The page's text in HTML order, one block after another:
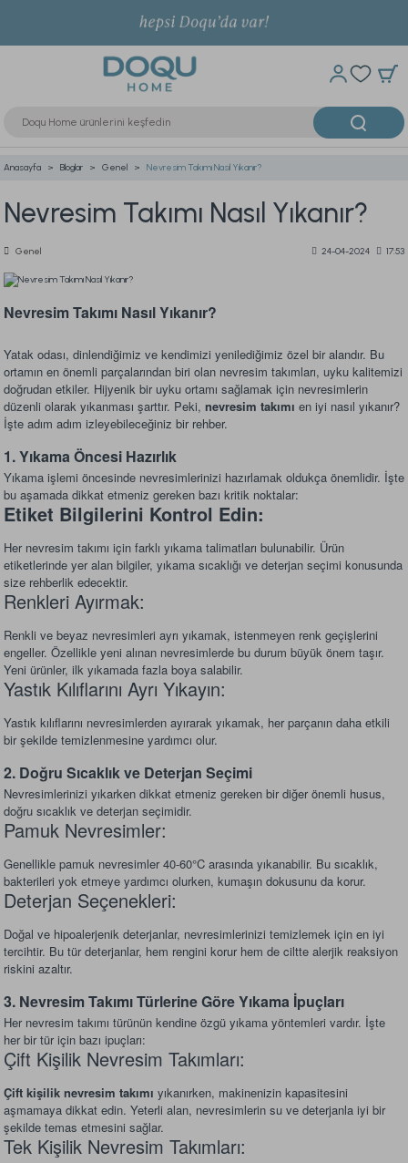
Anasayfa Bloglar Genel Nevresim Takımı Nasıl Yıkanır?
Nevresim Takımı Nasıl Yıkanır?
Genel 24-04-2024 17:53
Nevresim Takımı Nasıl Yıkanır?
Yatak odası, dinlendiğimiz ve kendimizi yenilediğimiz özel bir alandır. Bu
ortamın en önemli parçalarından biri olan nevresim takımları, uyku kalitemizi
doğrudan etkiler. Hijyenik bir uyku ortamı sağlamak için nevresimlerin
düzenli olarak yıkanması şarttır. Peki, nevresim takımı en iyi nasıl yıkanır?
İşte adım adım izleyebileceğiniz bir rehber.
1. Yıkama Öncesi Hazırlık
Yıkama işlemi öncesinde nevresimlerinizi hazırlamak oldukça önemlidir. İşte
bu aşamada dikkat etmeniz gereken bazı kritik noktalar:
Etiket Bilgilerini Kontrol Edin:
Her nevresim takımı için farklı yıkama talimatları bulunabilir. Ürün
etiketlerinde yer alan bilgiler, yıkama sıcaklığı ve deterjan seçimi konusunda
size rehberlik edecektir.
Renkleri Ayırmak:
Renkli ve beyaz nevresimleri ayrı yıkamak, istenmeyen renk geçişlerini
engeller. Özellikle yeni alınan nevresimlerde bu durum büyük önem taşır.
Yeni ürünler, ilk yıkamada fazla boya salabilir.
Yastık Kılıflarını Ayrı Yıkayın:
Yastık kılıflarını nevresimlerden ayırarak yıkamak, her parçanın daha etkili
bir şekilde temizlenmesine yardımcı olur.
2. Doğru Sıcaklık ve Deterjan Seçimi
Nevresimlerinizi yıkarken dikkat etmeniz gereken bir diğer önemli husus,
doğru sıcaklık ve deterjan seçimidir.
Pamuk Nevresimler:
Genellikle pamuk nevresimler 40-60°C arasında yıkanabilir. Bu sıcaklık,
bakterileri yok etmeye yardımcı olurken, kumaşın dokusunu da korur.
Deterjan Seçenekleri:
Doğal ve hipoalerjenik deterjanlar, nevresimlerinizi temizlemek için en iyi
tercihtir. Bu tür deterjanlar, hem rengini korur hem de ciltte alerjik reaksiyon
riskini azaltır.
3. Nevresim Takımı Türlerine Göre Yıkama İpuçları
Her nevresim takımı türünün kendine özgü yıkama yöntemleri vardır. İşte
her bir tür için bazı ipuçları:
Çift Kişilik Nevresim Takımları:
Çift kişilik nevresim takımı yıkanırken, makinenizin kapasitesini
aşmamaya dikkat edin. Yeterli alan, nevresimlerin su ve deterjanla iyi bir
şekilde temas etmesini sağlar.
Tek Kişilik Nevresim Takımları: